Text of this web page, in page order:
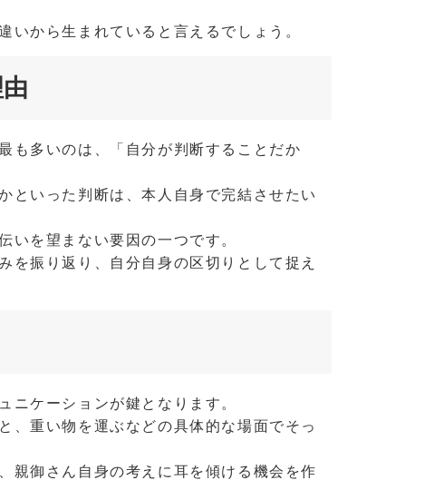
いから生まれていると言えるでしょう。
も多いのは、「自分が判断することだか
といった判断は、本人自身で完結させたい
いを望まない要因の一つです。
を振り返り、自分自身の区切りとして捉え
ニケーションが鍵となります。
、重い物を運ぶなどの具体的な場面でそっ
親御さん自身の考えに耳を傾ける機会を作